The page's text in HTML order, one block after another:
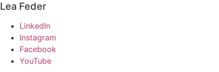
Lea Feder
LinkedIn
Instagram
Facebook
YouTube